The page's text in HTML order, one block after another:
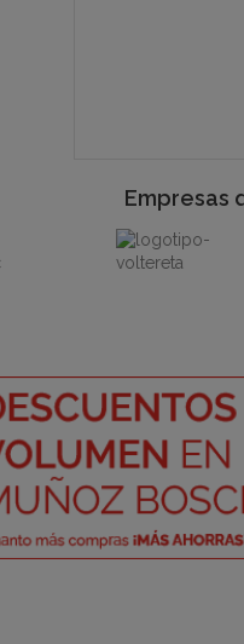
Empresas